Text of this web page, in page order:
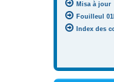
Misa à jour
Fouilleul
Index des